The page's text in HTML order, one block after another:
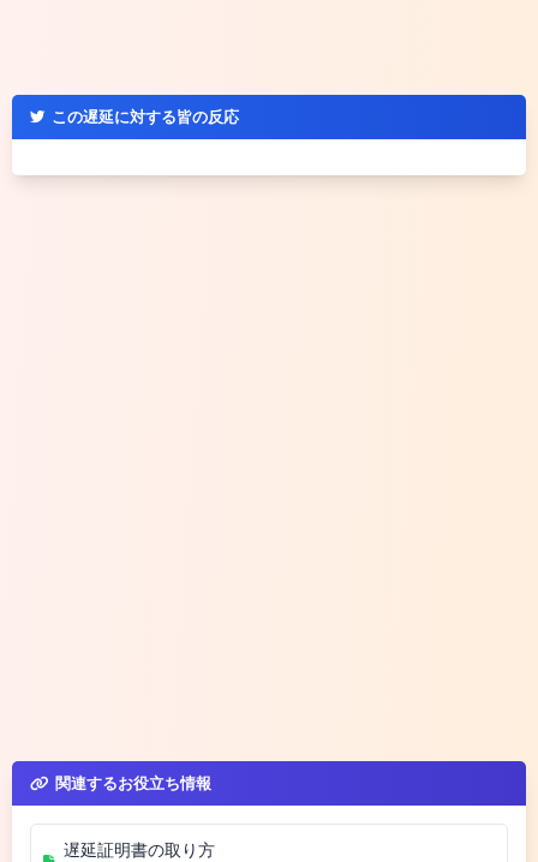
この遅延に対する皆の反応
関連するお役立ち情報
遅延証明書の取り方